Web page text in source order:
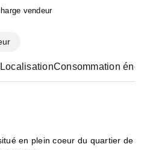
vendeur
LocalisationConsommation
en plein coeur du quartier de